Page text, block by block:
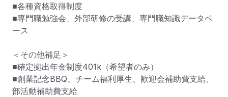
■各種資格取得制度
■専門職勉強会、外部研修の受講、専門職知識データベ
ース
＜その他補足＞
■確定拠出年金制度401k（希望者のみ）
■創業記念BBQ、チーム福利厚生、歓迎会補助費支給、
部活動補助費支給